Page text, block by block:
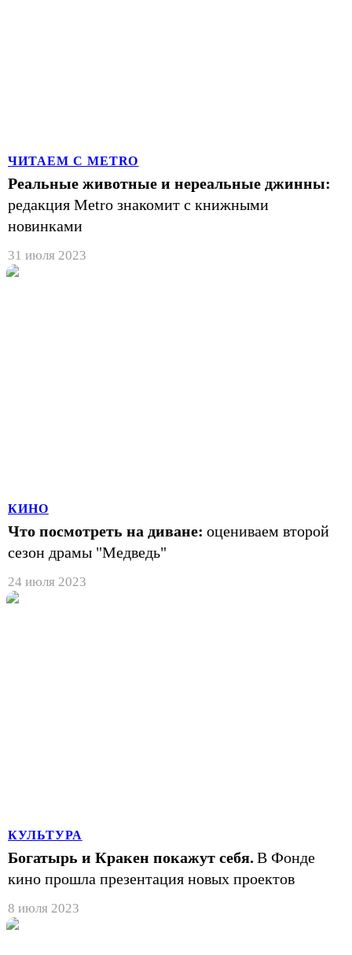
ЧИТАЕМ С METRO
Реальные животные и нереальные джинны:
редакция Metro знакомит с книжными
новинками
31 июля 2023
КИНО
Что посмотреть на диване: оцениваем второй
сезон драмы "Медведь"
24 июля 2023
КУЛЬТУРА
Богатырь и Кракен покажут себя. В Фонде
кино прошла презентация новых проектов
8 июля 2023